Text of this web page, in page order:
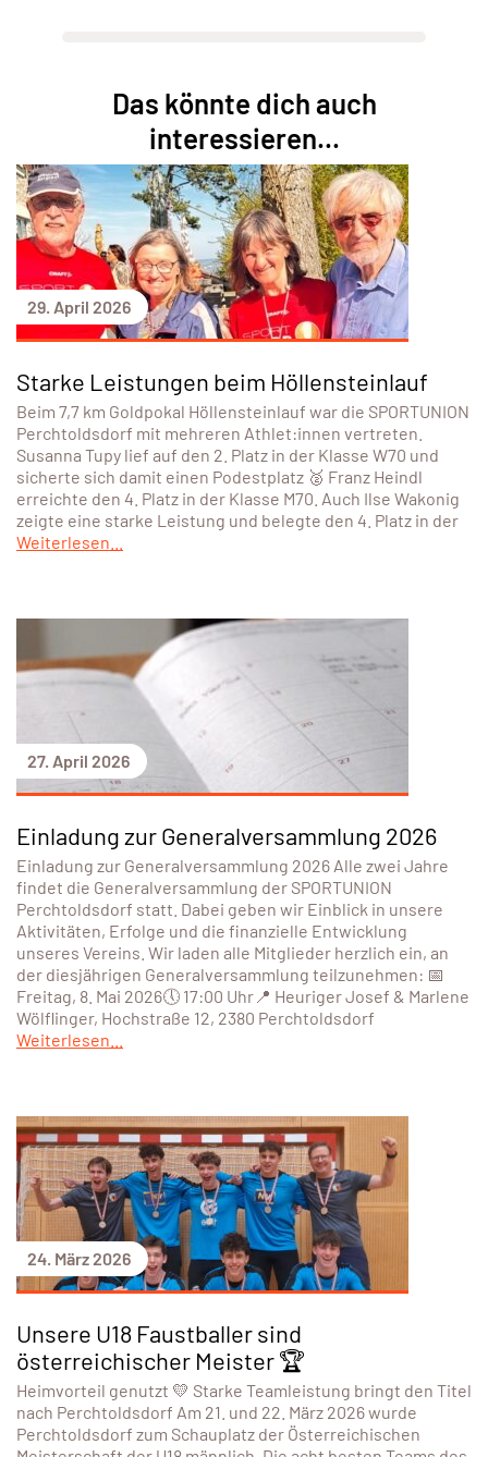
Das könnte dich auch
interessieren...
29. April 2026
Starke Leistungen beim Höllensteinlauf
Beim 7,7 km Goldpokal Höllensteinlauf war die SPORTUNION
Perchtoldsdorf mit mehreren Athlet:innen vertreten.
Susanna Tupy lief auf den 2. Platz in der Klasse W70 und
sicherte sich damit einen Podestplatz 🥈 Franz Heindl
erreichte den 4. Platz in der Klasse M70. Auch Ilse Wakonig
zeigte eine starke Leistung und belegte den 4. Platz in der
Weiterlesen...
27. April 2026
Einladung zur Generalversammlung 2026
Einladung zur Generalversammlung 2026 Alle zwei Jahre
findet die Generalversammlung der SPORTUNION
Perchtoldsdorf statt. Dabei geben wir Einblick in unsere
Aktivitäten, Erfolge und die finanzielle Entwicklung
unseres Vereins. Wir laden alle Mitglieder herzlich ein, an
der diesjährigen Generalversammlung teilzunehmen: 📅
Freitag, 8. Mai 2026🕔 17:00 Uhr📍 Heuriger Josef & Marlene
Wölflinger, Hochstraße 12, 2380 Perchtoldsdorf
Weiterlesen...
24. März 2026
Unsere U18 Faustballer sind
österreichischer Meister 🏆
Heimvorteil genutzt 💛 Starke Teamleistung bringt den Titel
nach Perchtoldsdorf Am 21. und 22. März 2026 wurde
Perchtoldsdorf zum Schauplatz der Österreichischen